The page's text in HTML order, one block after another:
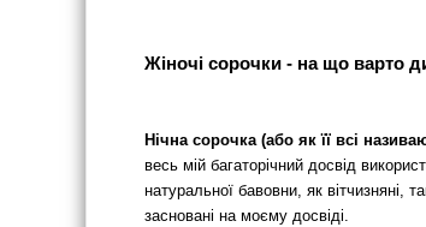
Жіночі сорочки - на що варто
Нічна сорочка (або як її всі
весь мій багаторічний досвід
натуральної бавовни, як вітчизняні,
засновані на моєму досвіді.